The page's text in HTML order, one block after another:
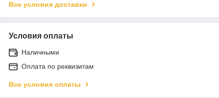
Все условия доставки
Условия оплаты
Наличными
Оплата по реквизитам
Все условия оплаты